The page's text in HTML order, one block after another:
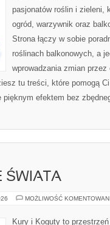
pasjonatów roślin i zieleni,
ogród, warzywnik oraz
Strona łączy w sobie
roślinach balkonowych, a
wprowadzania zmian przez
tu treści, które pomogą
efektem bez
ŚWIATA
MOŻLIWOŚĆ
Kury i Koguty to